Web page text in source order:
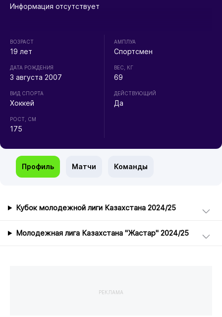
Информация отсутствует
ВОЗРАСТ
19 лет
ДАТА РОЖДЕНИЯ
3 августа 2007
ВИД СПОРТА
Хоккей
РОСТ, СМ
175
АМПЛУА
Спортсмен
ВЕС, КГ
69
ДЕЙСТВУЮЩИЙ
Да
Профиль Матчи Команды
Кубок молодежной лиги Казахстана 2024/25
Молодежная лига Казахстана "Жастар" 2024/25
РЕКЛАМА